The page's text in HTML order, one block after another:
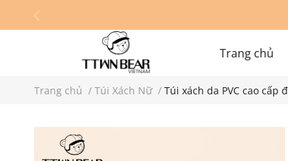
Trang chủ
Hệ thống
Trang chủ / Túi Xách Nữ / Túi xách da PVC cao cấp